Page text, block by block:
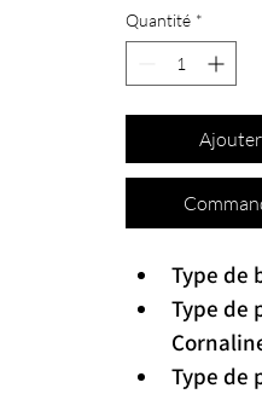
Quantité *
Type de
Type de
Type de